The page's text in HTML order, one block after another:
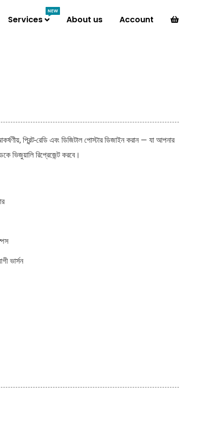
Services
NEW
About us Account
প্রিন্ট-রেডি এবং ডিজিটাল পোস্টার ডিজাইন করান — যা আপনার
ভিজুয়ালি রিপ্রেজেন্ট করবে।
ভার্সন